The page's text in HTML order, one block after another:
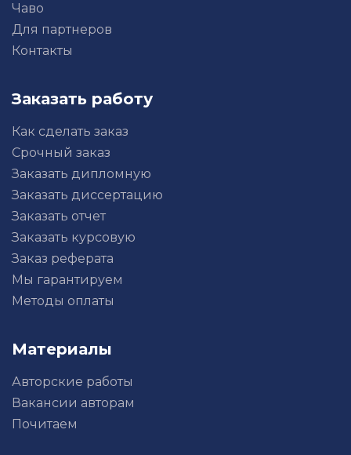
Чаво
Для партнеров
Контакты
Заказать работу
Как сделать заказ
Срочный заказ
Заказать дипломную
Заказать диссертацию
Заказать отчет
Заказать курсовую
Заказ реферата
Мы гарантируем
Методы оплаты
Материалы
Авторские работы
Вакансии авторам
Почитаем